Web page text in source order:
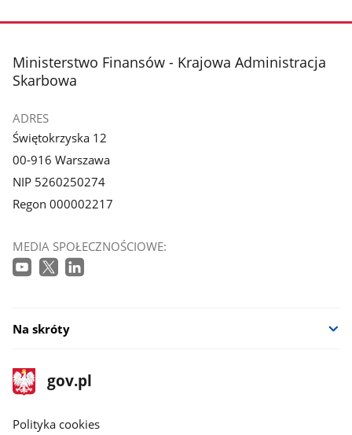
stopka
Ministerstwo Finansów - Krajowa Administracja
Skarbowa
ADRES
Świętokrzyska 12
00-916 Warszawa
NIP 5260250274
Regon 000002217
MEDIA SPOŁECZNOŚCIOWE:
Na skróty
stopka
gov.pl
Strona
gov.pl
gov.pl
Polityka cookies